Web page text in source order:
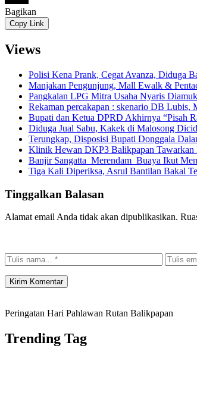
Bagikan
Copy Link
Views
Polisi Kena Prank, Cegat Avanza, Diduga
Manjakan Pengunjung, Mall Ewalk &
Pangkalan LPG Mitra Usaha Nyaris
Rekaman percakapan : skenario DB
Bupati dan Ketua DPRD Akhirnya “Pisah
Diduga Jual Sabu, Kakek di Malosong
Terungkap, Disposisi Bupati Donggala
Klinik Hewan DKP3 Balikpapan Tawarkan
Banjir Sangatta Merendam Buaya Ikut
Tiga Kali Diperiksa, Asrul Bantilan Bakal
Tinggalkan Balasan
Alamat email Anda tidak akan dipublikasikan.
Peringatan Hari Pahlawan Rutan Balikpapan
Trending Tag